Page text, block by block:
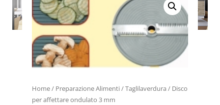
Home/ Preparazione Alimenti/Taglilaverdura / Disco
per affettare ondulato 3 mm